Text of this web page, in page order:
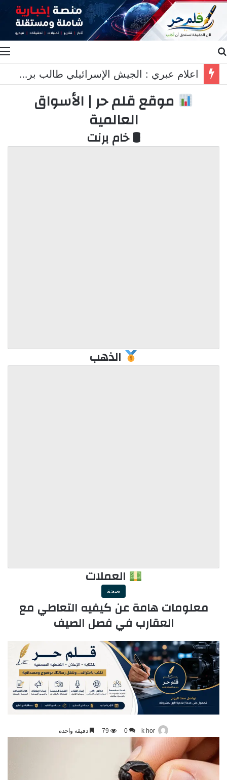
اعلام عبري : الجيش الإسرائيلي طالب برد عسكري قاسٍ في لبنان..
موقع قلم حر | الأسواق
العالمية
🛢 خام برنت
الذهب
العملات
صحة
معلومات هامة عن كيفيه التعاطي مع
العقارب في فصل الصيف
k hor
0
79 دقيقة واحدة